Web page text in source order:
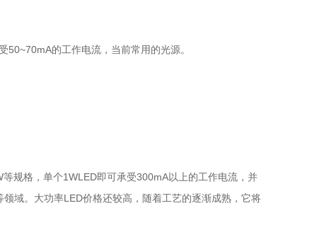
的工作电流，当前常用的光源。
规格，单个1WLED即可承受300mA以上的工作电流，并
域。大功率LED价格还较高，随着工艺的逐渐成熟，它将